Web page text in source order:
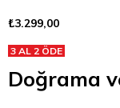
₺3.299,00
3 AL 2 ÖDE
Doğrama